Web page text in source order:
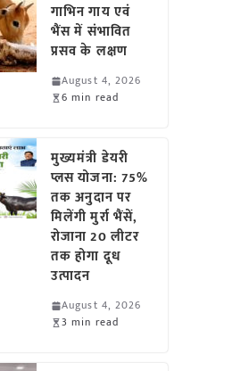
गाभिन गाय एवं
भैंस में संभावित
प्रसव के लक्षण
August 4, 2026
6 min read
मुख्यमंत्री डेयरी
प्लस योजना: 75%
तक अनुदान पर
मिलेंगी मुर्रा भैंसें,
रोजाना 20 लीटर
तक होगा दूध
उत्पादन
August 4, 2026
3 min read